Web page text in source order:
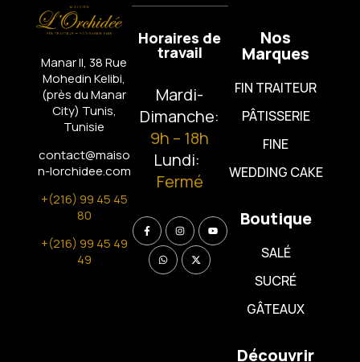
Manar II, 38 Rue
Mohedin Kelibi,
(près du Manar
City) Tunis,
Tunisie
contact@maiso
n-lorchidee.com
+(216) 99 45 45
80
+(216) 99 45 49
49
Nos
Marques
FIN TRAITEUR
PÂTISSERIE
FINE
WEDDING CAKE
Boutique
SALÉ
SUCRÉ
GÂTEAUX
Découvrir
Horaires de
travail
Mardi-
Dimanche:
9h – 18h
Lundi:
Fermé